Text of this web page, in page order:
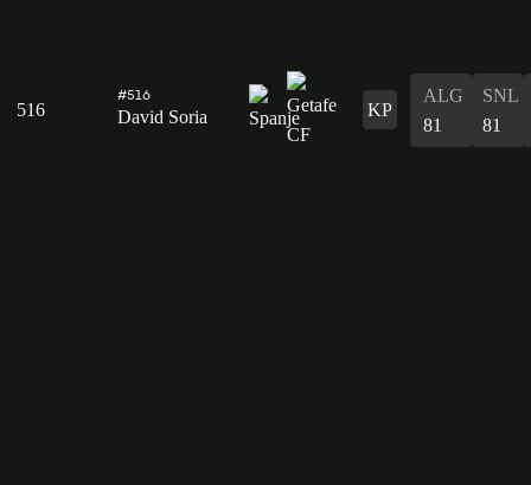
516
#516
David Soria KP
ALG
81
SNL
81